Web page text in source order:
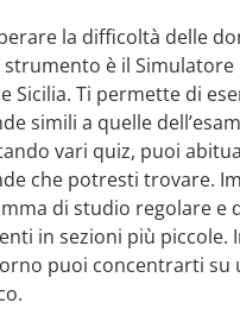
la difficoltà delle
è il Simulatore
Sicilia. Ti permette di
simili a quelle
vari quiz, puoi
che potresti trovare.
di studio regolare e
in sezioni più piccole.
puoi concentrarti su